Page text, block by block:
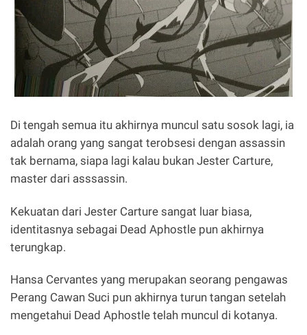
Di tengah semua itu akhirnya muncul satu sosok lagi, ia
adalah orang yang sangat terobsesi dengan assassin
tak bernama, siapa lagi kalau bukan Jester Carture,
master dari asssassin.
Kekuatan dari Jester Carture sangat luar biasa,
identitasnya sebagai Dead Aphostle pun akhirnya
terungkap.
Hansa Cervantes yang merupakan seorang pengawas
Perang Cawan Suci pun akhirnya turun tangan setelah
mengetahui Dead Aphostle telah muncul di kotanya.